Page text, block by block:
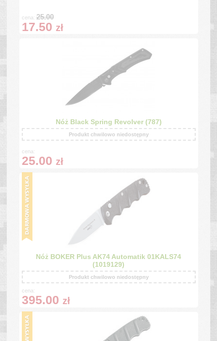
cena:25.00
17.50 zł
Nóż Black Spring Revolver (787)
Produkt chwilowo niedostępny
cena:
25.00 zł
Nóż BOKER Plus AK74 Automatik 01KALS74
(1019129)
Produkt chwilowo niedostępny
cena:
395.00 zł